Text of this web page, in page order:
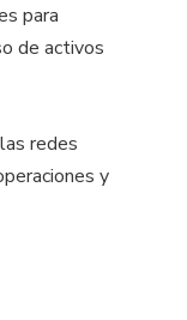
para
de activos
redes
y